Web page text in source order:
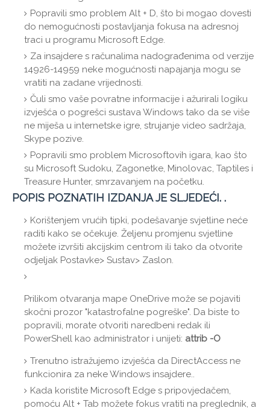
Popravili smo problem Alt + D, što bi mogao dovesti
do nemogućnosti postavljanja fokusa na adresnoj
traci u programu Microsoft Edge.
Za insajdere s računalima nadograđenima od verzije
14926-14959 neke mogućnosti napajanja mogu se
vratiti na zadane vrijednosti.
Čuli smo vaše povratne informacije i ažurirali logiku
izvješća o pogrešci sustava Windows tako da se više
ne miješa u internetske igre, strujanje video sadržaja,
Skype pozive.
Popravili smo problem Microsoftovih igara, kao što
su Microsoft Sudoku, Zagonetke, Minolovac, Taptiles i
Treasure Hunter, smrzavanjem na početku.
POPIS POZNATIH IZDANJA JE SLJEDEĆI. .
Korištenjem vrućih tipki, podešavanje svjetline neće
raditi kako se očekuje. Željenu promjenu svjetline
možete izvršiti akcijskim centrom ili tako da otvorite
odjeljak Postavke> Sustav> Zaslon.
Prilikom otvaranja mape OneDrive može se pojaviti
skočni prozor "katastrofalne pogreške". Da biste to
popravili, morate otvoriti naredbeni redak ili
PowerShell kao administrator i unijeti: attrib -O
Trenutno istražujemo izvješća da DirectAccess ne
funkcionira za neke Windows insajdere..
Kada koristite Microsoft Edge s pripovjedačem,
pomoću Alt + Tab možete fokus vratiti na preglednik, a